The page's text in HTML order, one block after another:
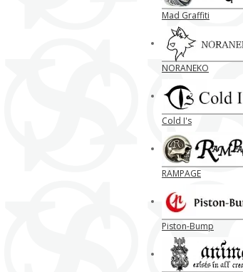
Mad Graffiti
NORANEKO
Cold I's
RAMPAGE
Piston-Bump